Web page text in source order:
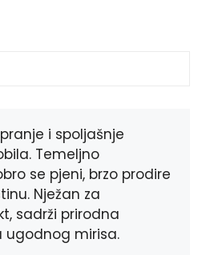
i spoljašnje
Temeljno
se pjeni, brzo prodire
Nježan za
sadrži prirodna
mirisa.